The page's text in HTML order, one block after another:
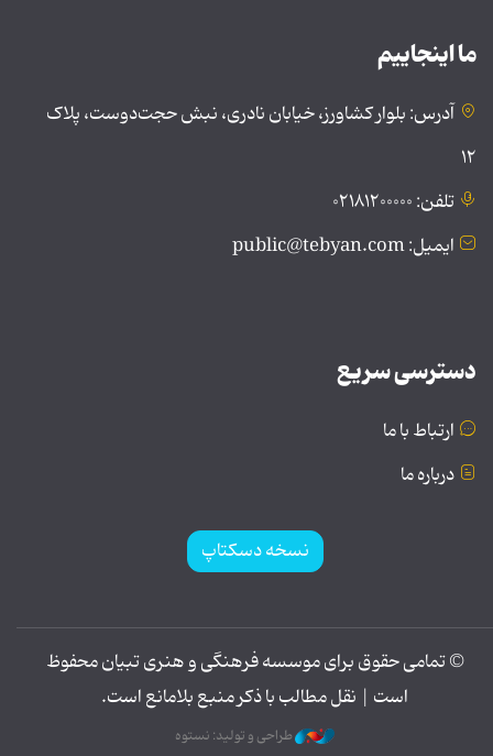
ما اینجاییم
آدرس: بلوار کشاورز، خیابان نادری، نبش حجت‌دوست، پلاک
۱۲
تلفن: ۰۲۱۸۱۲۰۰۰۰۰
ایمیل: public@tebyan.com
دسترسی سریع
ارتباط با ما
درباره ما
نسخه دسکتاپ
© تمامی حقوق برای موسسه فرهنگی و هنری تبیان محفوظ
است | نقل مطالب با ذکر منبع بلامانع است.
طراحی و تولید: نستوه